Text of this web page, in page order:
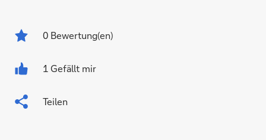
0 Bewertung(en)
1 Gefällt mir
Teilen